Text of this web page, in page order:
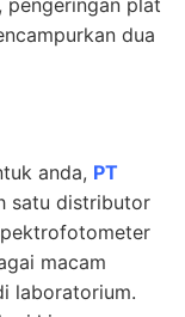
pengeringan plat
dua
anda, PT
satu distributor
macam
laboratorium.